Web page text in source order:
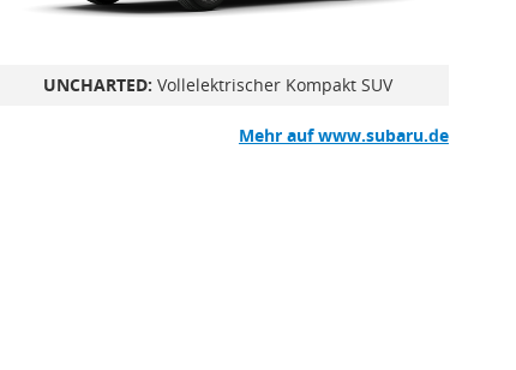
UNCHARTED: Vollelektrischer Kompakt SUV
Mehr auf www.subaru.de